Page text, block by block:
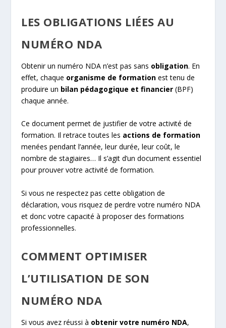
LES OBLIGATIONS LIÉES AU
NUMÉRO NDA
Obtenir un numéro NDA n’est pas sans obligation. En
effet, chaque organisme de formation est tenu de
produire un bilan pédagogique et financier (BPF)
chaque année.
Ce document permet de justifier de votre activité de
formation. Il retrace toutes les actions de formation
menées pendant l’année, leur durée, leur coût, le
nombre de stagiaires… Il s’agit d’un document essentiel
pour prouver votre activité de formation.
Si vous ne respectez pas cette obligation de
déclaration, vous risquez de perdre votre numéro NDA
et donc votre capacité à proposer des formations
professionnelles.
COMMENT OPTIMISER
L’UTILISATION DE SON
NUMÉRO NDA
Si vous avez réussi à obtenir votre numéro NDA,